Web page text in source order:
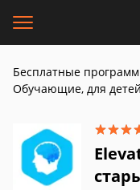
Бесплатные
Обучающие, для детей